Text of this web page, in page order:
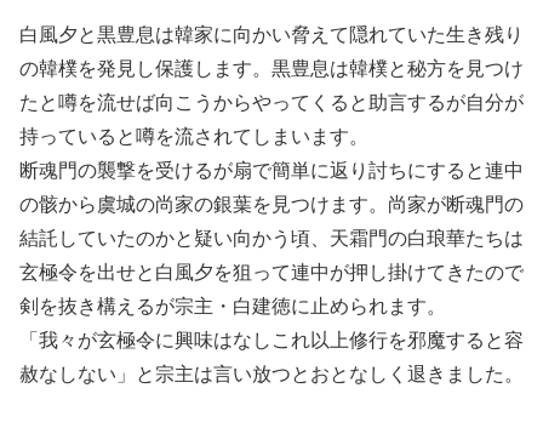
白風夕と黒豊息は韓家に向かい脅えて隠れていた生き残り
の韓樸を発見し保護します。黒豊息は韓樸と秘方を見つけ
たと噂を流せば向こうからやってくると助言するが自分が
持っていると噂を流されてしまいます。
断魂門の襲撃を受けるが扇で簡単に返り討ちにすると連中
の骸から虞城の尚家の銀葉を見つけます。尚家が断魂門の
結託していたのかと疑い向かう頃、天霜門の白琅華たちは
玄極令を出せと白風夕を狙って連中が押し掛けてきたので
剣を抜き構えるが宗主・白建徳に止められます。
「我々が玄極令に興味はなしこれ以上修行を邪魔すると容
赦なしない」と宗主は言い放つとおとなしく退きました。